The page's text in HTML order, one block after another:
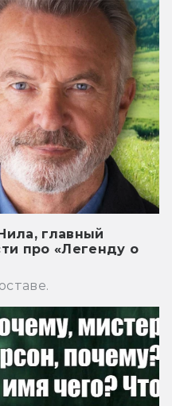
главный
про «Легенду о